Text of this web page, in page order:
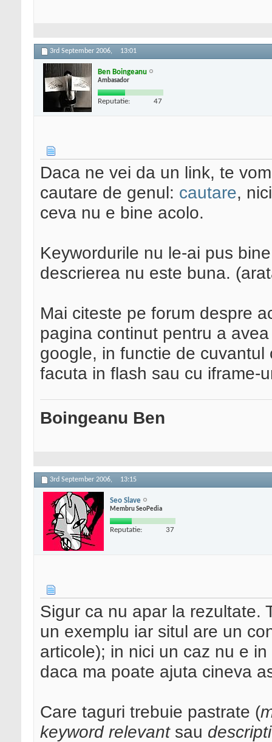
3rd September 2006, 13:01
Ben Boingeanu
Ambasador
Reputatie: 47
Daca ne vei da un link, te
cautare de genul: cautare,
ceva nu e bine acolo.
Keywordurile nu le-ai pus
descrierea nu este buna.
Mai citeste pe forum despre
pagina continut pentru a
google, in functie de
facuta in flash sau cu iframe-
Boingeanu Ben
3rd September 2006, 13:15
Seo Slave
Membru SeoPedia
Reputatie: 37
Sigur ca nu apar la rezultate.
un exemplu iar situl are un
articole); in nici un caz nu e
daca ma poate ajuta cineva
Care taguri trebuie pastrate (
keyword relevantsau